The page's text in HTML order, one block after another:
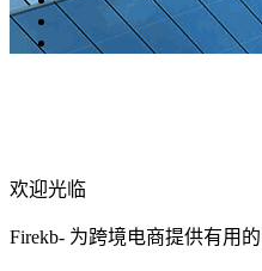
欢迎光临
Firekb- 为跨境电商提供有用